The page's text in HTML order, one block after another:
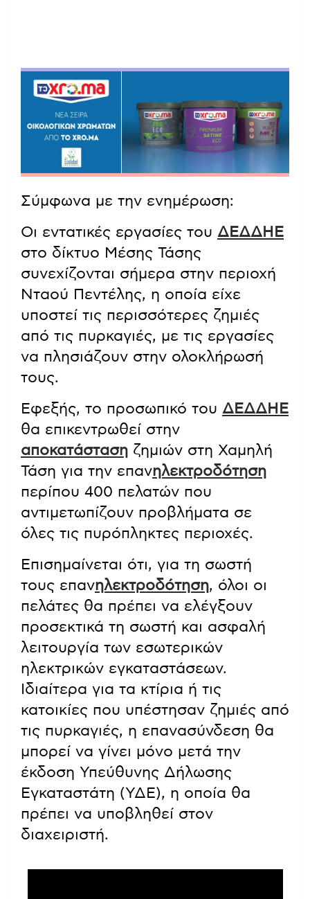
Σύμφωνα με την ενημέρωση:
Οι εντατικές εργασίες του ΔΕΔΔΗΕ
στο δίκτυο Μέσης Τάσης
συνεχίζονται σήμερα στην περιοχή
Νταού Πεντέλης, η οποία είχε
υποστεί τις περισσότερες ζημιές
από τις πυρκαγιές, με τις εργασίες
να πλησιάζουν στην ολοκλήρωσή
τους.
Εφεξής, το προσωπικό του ΔΕΔΔΗΕ
θα επικεντρωθεί στην
αποκατάσταση ζημιών στη Χαμηλή
Τάση για την επανηλεκτροδότηση
περίπου 400 πελατών που
αντιμετωπίζουν προβλήματα σε
όλες τις πυρόπληκτες περιοχές.
Επισημαίνεται ότι, για τη σωστή
τους επανηλεκτροδότηση, όλοι οι
πελάτες θα πρέπει να ελέγξουν
προσεκτικά τη σωστή και ασφαλή
λειτουργία των εσωτερικών
ηλεκτρικών εγκαταστάσεων.
Ιδιαίτερα για τα κτίρια ή τις
κατοικίες που υπέστησαν ζημιές από
τις πυρκαγιές, η επανασύνδεση θα
μπορεί να γίνει μόνο μετά την
έκδοση Υπεύθυνης Δήλωσης
Εγκαταστάτη (ΥΔΕ), η οποία θα
πρέπει να υποβληθεί στον
διαχειριστή.